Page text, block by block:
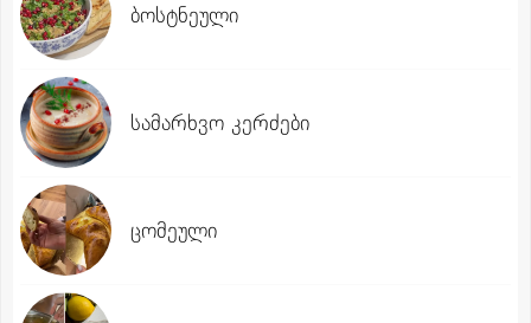
ბოსტნეული
სამარხვო კერძები
ცომეული